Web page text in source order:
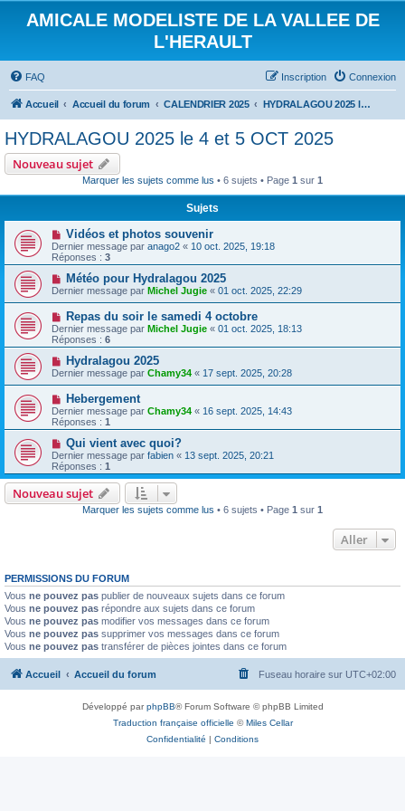
AMICALE MODELISTE DE LA VALLEE DE
L'HERAULT
FAQ Connexion
Inscription
Accueil Accueil du forum CALENDRIER 2025 HYDRALAGOU 2025 le 4 et 5 OCT 2025
HYDRALAGOU 2025 le 4 et 5 OCT 2025
Nouveau sujet
Marquer les sujets comme lus • 6 sujets • Page 1 sur 1
Sujets
Vidéos et photos souvenir
Dernier message par anago2 « 10 oct. 2025, 19:18
Réponses : 3
Météo pour Hydralagou 2025
Dernier message par Michel Jugie « 01 oct. 2025, 22:29
Repas du soir le samedi 4 octobre
Dernier message par Michel Jugie « 01 oct. 2025, 18:13
Réponses : 6
Hydralagou 2025
Dernier message par Chamy34 « 17 sept. 2025, 20:28
Hebergement
Dernier message par Chamy34 « 16 sept. 2025, 14:43
Réponses : 1
Qui vient avec quoi?
Dernier message par fabien « 13 sept. 2025, 20:21
Réponses : 1
Nouveau sujet
Marquer les sujets comme lus • 6 sujets • Page 1 sur 1
Aller
PERMISSIONS DU FORUM
Vous ne pouvez pas publier de nouveaux sujets dans ce forum
Vous ne pouvez pas répondre aux sujets dans ce forum
Vous ne pouvez pas modifier vos messages dans ce forum
Vous ne pouvez pas supprimer vos messages dans ce forum
Vous ne pouvez pas transférer de pièces jointes dans ce forum
Accueil Accueil du forum Fuseau horaire sur UTC+02:00
Développé parphpBB® Forum Software © phpBB Limited
Traduction française officielle ©Miles Cellar
Confidentialité | Conditions